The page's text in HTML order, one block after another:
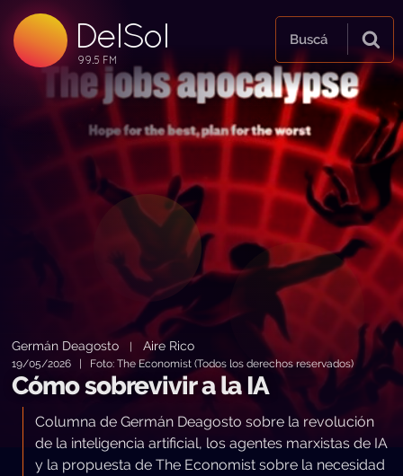
DelSol
99.5 FM
99.5 FM
99.5 FM
Buscá
Germán Deagosto |Aire Rico
19/05/2026 | Foto: The Economist (Todos los derechos reservados)
Cómo sobrevivir a la IA
Columna de Germán Deagosto sobre la revolución
de la inteligencia artificial, los agentes marxistas de IA
y la propuesta de The Economist sobre la necesidad